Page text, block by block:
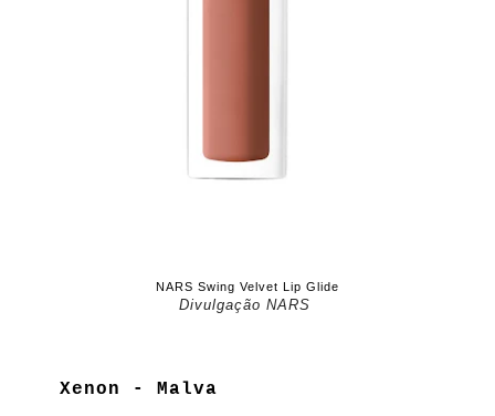
NARS Swing Velvet Lip Glide
Divulgação NARS
Xenon - Malva